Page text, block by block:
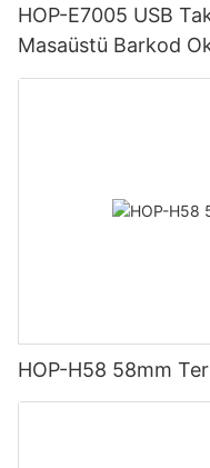
HOP-E7005 USB
Masaüstü Barkod
HOP-H58 58mm